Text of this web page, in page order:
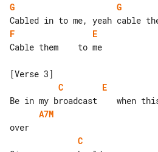
G
G
F
E
Cable them    to me
C
E
A7M
C